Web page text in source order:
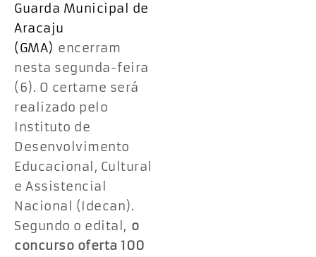
Guarda Municipal de
Aracaju
(GMA) encerram
nesta segunda-feira
(6). O certame será
realizado pelo
Instituto de
Desenvolvimento
Educacional, Cultural
e Assistencial
Nacional (Idecan).
Segundo o edital, o
concurso oferta 100